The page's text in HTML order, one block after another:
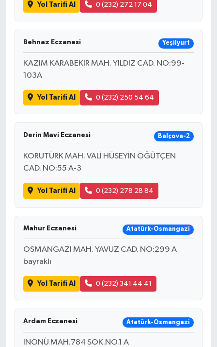
Yol Tarifi Al 0 (232) 272 17 04
Behnaz Eczanesi Yeşilyurt
KAZIM KARABEKİR MAH. YILDIZ CAD. NO:99-
103A
Yol Tarifi Al 0 (232) 250 54 64
Derin Mavi Eczanesi Balçova-2
KORUTÜRK MAH. VALİ HÜSEYİN ÖĞÜTÇEN
CAD. NO:55 A-3
Yol Tarifi Al 0 (232) 278 28 84
Mahur Eczanesi Atatürk-Osmangazi
OSMANGAZI MAH. YAVUZ CAD. NO:299 A
bayraklı
Yol Tarifi Al 0 (232) 341 44 41
Ardam Eczanesi Atatürk-Osmangazi
INÖNÜ MAH.784 SOK.NO.1 A
Yerel Yönetimler
Yurttan